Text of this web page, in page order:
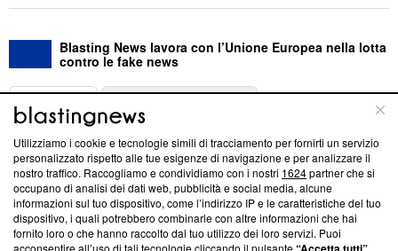
Blasting News lavora con l’Unione Europea nella lotta
contro le fake news
ABOUT
Questa sezione offre informazioni trasparenti su Blasting
News, sui nostri processi editoriali e su come ci impegniamo a
creare news di qualità. Inoltre, afferma la nostra aderenza a
‘Trust Project - News with Integrity’Blasting News non è
ancora membro del programma, ma ha richiesto di farne
parte; Trust Project non ha ancora effettuato una verifica di
Utilizziamo i cookie e tecnologie simili di tracciamento per fornirti un servizio
personalizzato rispetto alle tue esigenze di navigazione e per analizzare il
nostro traffico. Raccogliamo e condividiamo con i nostri 1624partner che si
occupano di analisi dei dati web, pubblicità e social media, alcune
informazioni sul tuo dispositivo, come l’indirizzo IP e le caratteristiche del tuo
dispositivo, i quali potrebbero combinarle con altre informazioni che hai
fornito loro o che hanno raccolto dal tuo utilizzo dei loro servizi. Puoi
acconsentire all’uso di tali tecnologie cliccando il pulsante